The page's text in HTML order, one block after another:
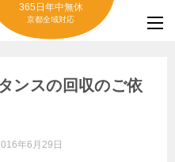
365日年中無休
京都全域対応
ンスの回収のご依
年6月29日